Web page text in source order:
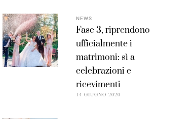
NEWS
Fase 3, riprendono
ufficialmente i
matrimoni: sì a
celebrazioni e
ricevimenti
14 GIUGNO 2020